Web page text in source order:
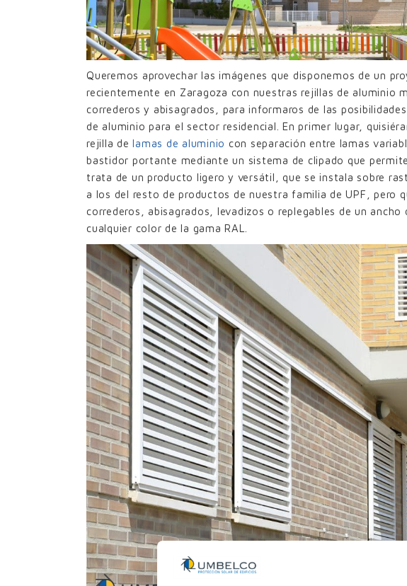
Queremos aprovechar las imágenes que disponemos de un
recientemente en Zaragoza con nuestras rejillas de aluminio
correderos y abisagrados, para informaros de las
de aluminio para el sector residencial. En primer lugar,
rejilla de
lamas de aluminio con separación entre lamas
bastidor portante mediante un sistema de clipado que
trata de un producto ligero y versátil, que se instala sobre
a los del resto de productos de nuestra familia de UPF, pero
correderos, abisagrados, levadizos o replegables de un
cualquier color de la gama RAL.